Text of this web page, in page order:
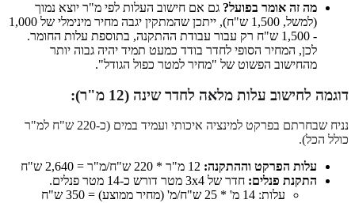
מה זה אומר בפועל? גם אם חישוב העלות לפי מ"ר יוצא נמוך
(למשל, 1,500 ש"ח), ייתכן שהמתקין יגבה מחיר מינימלי של 1,000
- 1,500 ש"ח רק עבור עבודת ההתקנה, בתוספת עלות החומר.
לכן, המחיר הסופי לחדר בודד כמעט תמיד יהיה גבוה יותר
מהחישוב הפשוט של "מחיר למטר כפול הגודל".
דוגמה לחישוב עלות מלאה לחדר שינה (12 מ"ר):
נניח שבחרתם בפרקט למינציה איכותי ועמיד במים (כ-220 ש"ח למ"ר
כולל הכל).
עלות הפרקט וההתקנה:
התקנת פנלים: חדר של 3x4 מטר דורש כ-14 מטר פנלים.
עלות: 14 מ' * 25 ש"ח/מ' (מחיר ממוצע) = 350 ש"ח